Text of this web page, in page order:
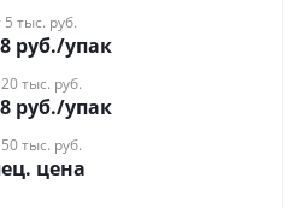
5 тыс. руб.
руб./упак
тыс. руб.
руб./упак
тыс. руб.
цена